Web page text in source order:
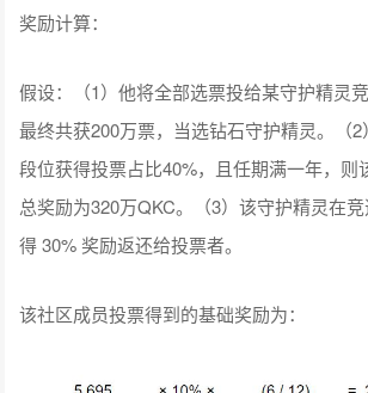
奖励计算：
假设：（1）他将全部选票投给某守护精灵
最终共获200万票，当选钻石守护精灵。（
段位获得投票占比40%，且任期满一年，则
总奖励为320万QKC。（3）该守护精灵在
得 30% 奖励返还给投票者。
该社区成员投票得到的基础奖励为：